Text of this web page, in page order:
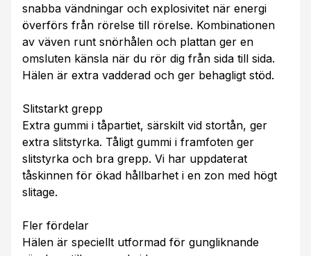
snabba vändningar och explosivitet när energi
överförs från rörelse till rörelse. Kombinationen
av väven runt snörhålen och plattan ger en
omsluten känsla när du rör dig från sida till sida.
Hälen är extra vadderad och ger behagligt stöd.
Slitstarkt grepp
Extra gummi i tåpartiet, särskilt vid stortån, ger
extra slitstyrka. Tåligt gummi i framfoten ger
slitstyrka och bra grepp. Vi har uppdaterat
tåskinnen för ökad hållbarhet i en zon med högt
slitage.
Fler fördelar
Hälen är speciellt utformad för gungliknande